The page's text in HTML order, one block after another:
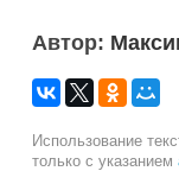
Автор:
Использование
только с указанием